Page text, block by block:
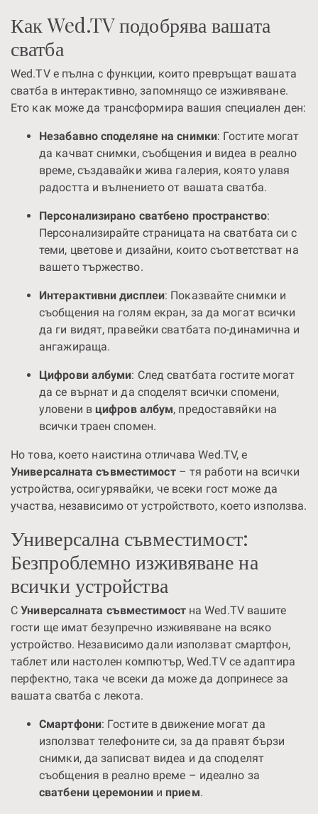
Как Wed.TV подобрява вашата
сватба
Wed.TV е пълна с функции, които превръщат вашата
сватба в интерактивно, запомнящо се изживяване.
Ето как може да трансформира вашия специален ден:
Незабавно споделяне на снимки: Гостите могат
да качват снимки, съобщения и видеа в реално
време, създавайки жива галерия, която улавя
радостта и вълнението от вашата сватба.
Персонализирано сватбено пространство:
Персонализирайте страницата на сватбата си с
теми, цветове и дизайни, които съответстват на
вашето тържество.
Интерактивни дисплеи: Показвайте снимки и
съобщения на голям екран, за да могат всички
да ги видят, правейки сватбата по-динамична и
ангажираща.
Цифрови албуми: След сватбата гостите могат
да се върнат и да споделят всички спомени,
уловени в цифров албум, предоставяйки на
всички траен спомен.
Но това, което наистина отличава Wed.TV, е
Универсалната съвместимост– тя работи на всички
устройства, осигурявайки, че всеки гост може да
участва, независимо от устройството, което използва.
Универсална съвместимост:
Безпроблемно изживяване на
всички устройства
СУниверсалната съвместимостна Wed.TV вашите
гости ще имат безупречно изживяване на всяко
устройство. Независимо дали използват смартфон,
таблет или настолен компютър, Wed.TV се адаптира
перфектно, така че всеки да може да допринесе за
вашата сватба с лекота.
Смартфони: Гостите в движение могат да
използват телефоните си, за да правят бързи
снимки, да записват видеа и да споделят
съобщения в реално време – идеално за
сватбени церемониии прием.